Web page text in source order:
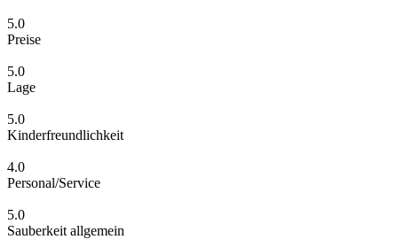
5.0
Preise
5.0
Lage
5.0
Kinderfreundlichkeit
4.0
Personal/Service
5.0
Sauberkeit allgemein